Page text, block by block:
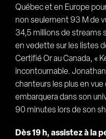
Québec et en Europe
non seulement 93 M de
34,5 millions de streams
en vedette sur les listes
Certifié Or au Canada, «
incontournable.
chanteurs les plus en
embarquera dans son
90 minutes lors de son
Dès 19 h, assistez à la